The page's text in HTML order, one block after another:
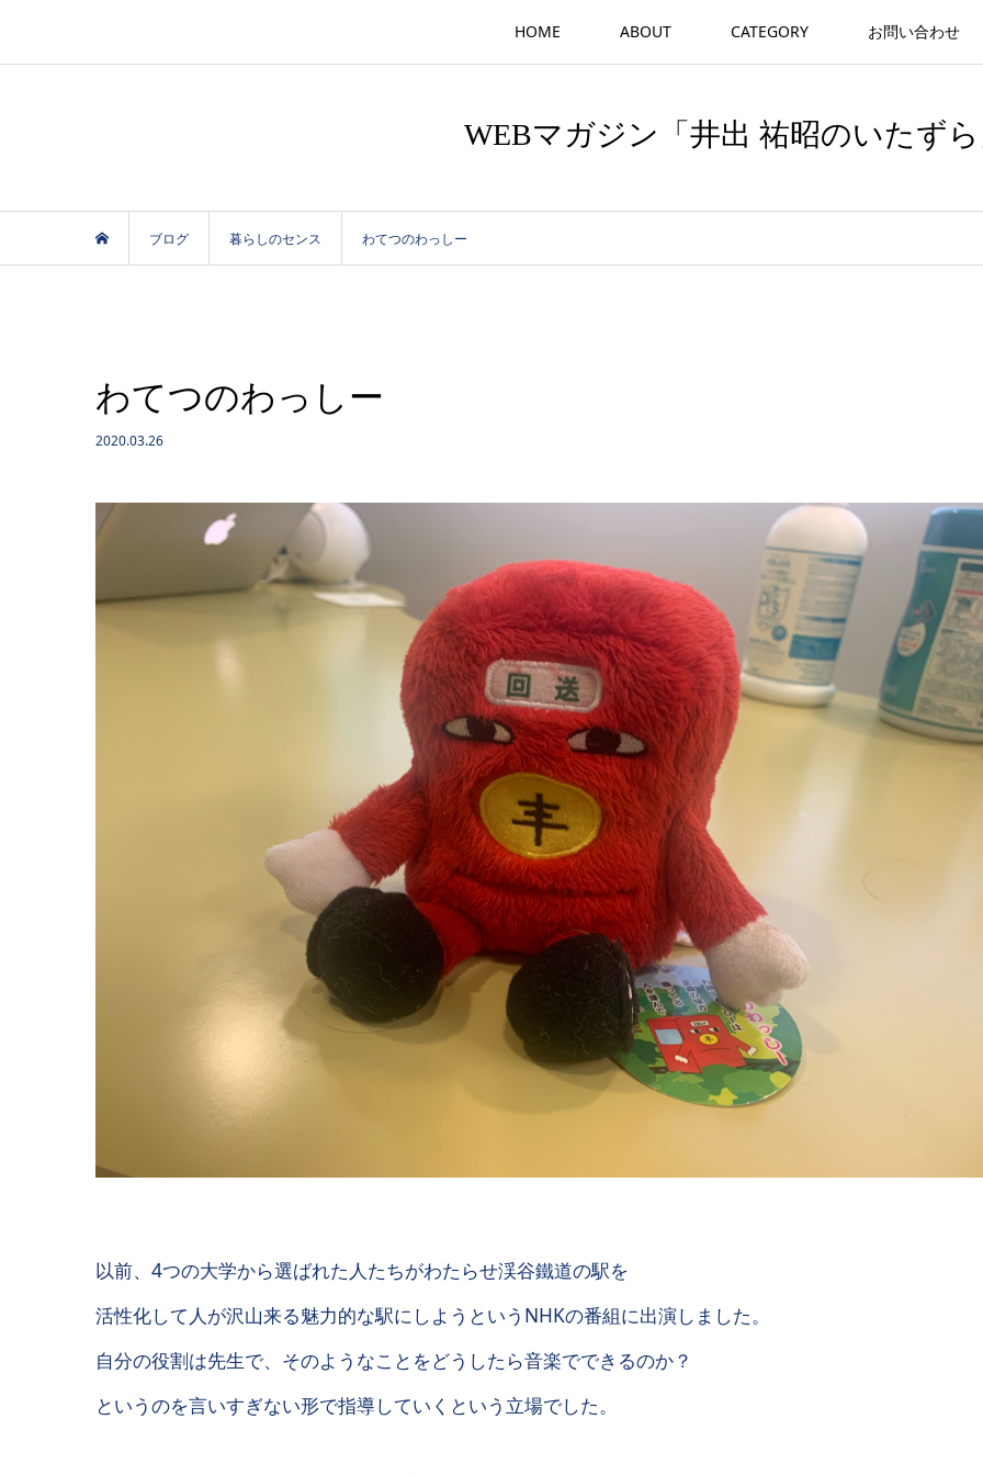
HOME ABOUT CATEGORY お問い合わせ
WEBマガジン「井出 祐昭のいたず
ブログ 暮らしのセンス わてつのわっしー
わてつのわっしー
2020.03.26
以前、4つの大学から選ばれた人たちがわたらせ渓谷鐵道の駅を
活性化して人が沢山来る魅力的な駅にしようというNHKの番組に出演しました。
自分の役割は先生で、そのようなことをどうしたら音楽でできるのか？
というのを言いすぎない形で指導していくという立場でした。